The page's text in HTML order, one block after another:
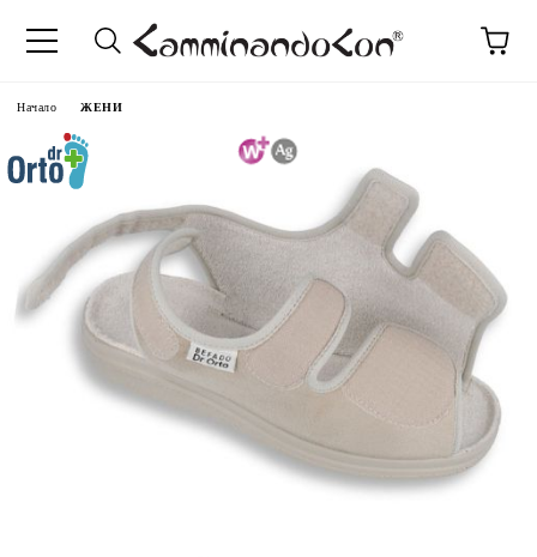
Начало ЖЕНИ